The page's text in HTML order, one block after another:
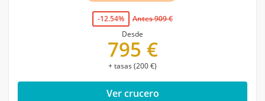
-12.54%
Antes 909 €
Desde
795 €
+ tasas (200 €)
Ver crucero